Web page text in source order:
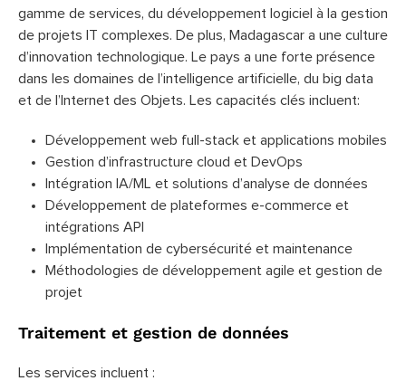
gamme de services, du développement logiciel à la gestion
de projets IT complexes. De plus, Madagascar a une culture
d’innovation technologique. Le pays a une forte présence
dans les domaines de l’intelligence artificielle, du big data
et de l’Internet des Objets. Les capacités clés incluent:
Développement web full-stack et applications mobiles
Gestion d’infrastructure cloud et DevOps
Intégration IA/ML et solutions d’analyse de données
Développement de plateformes e-commerce et
intégrations API
Implémentation de cybersécurité et maintenance
Méthodologies de développement agile et gestion de
projet
Traitement et gestion de données
Les services incluent :